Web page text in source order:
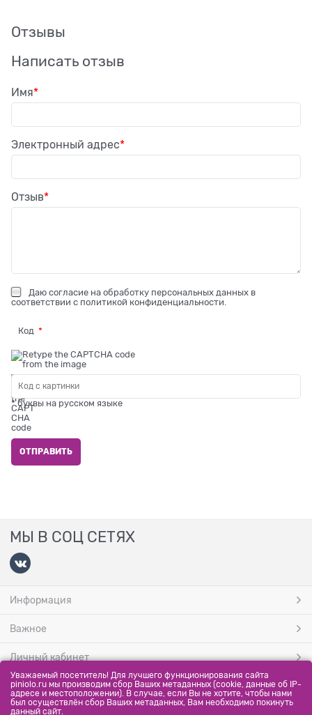
Отзывы
Написать отзыв
Имя
Электронный адрес
Отзыв
Даю согласие на обработку персональных данных в
соответствии с политикой конфиденциальности.
Код
* буквы на русском языке
МЫ В СОЦ СЕТЯХ
Информация
Важное
Личный кабинет
МЫ ПРИНИМАЕМ
Уважаемый посетитель! Для лучшего функционирования сайта
piniolo.ru мы производим сбор Ваших метаданных (cookie, данные об IP-
адресе и местоположении). В случае, если Вы не хотите, чтобы нами
был осуществлён сбор Ваших метаданных, Вам необходимо покинуть
данный сайт.